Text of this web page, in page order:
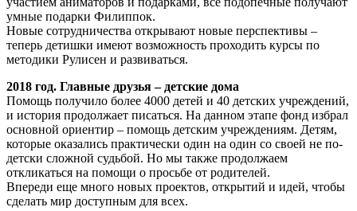
умные подарки Филиппок.
Новые сотрудничества открывают новые перспективы –
теперь детишки имеют возможность проходить курсы по
методики Рулисен и развиваться.
2018 год. Главные друзья – детские дома
Помощь получило более 4000 детей и 40 детских учреждений,
и история продолжает писаться. На данном этапе фонд избрал
основной ориентир – помощь детским учреждениям. Детям,
которые оказались практически один на один со своей не по-
детски сложной судьбой. Но мы также продолжаем
откликаться на помощи о просьбе от родителей.
Впереди еще много новых проектов, открытий и идей, чтобы
сделать мир доступным для всех.